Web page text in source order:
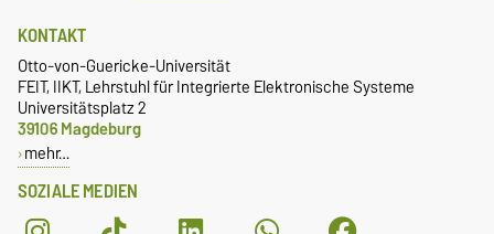
SOZIALE MEDIEN
KONTAKT
Otto-von-Guericke-Universität
FEIT, IIKT, Lehrstuhl für Integrierte Elektronische Systeme
Universitätsplatz 2
39106 Magdeburg
mehr…